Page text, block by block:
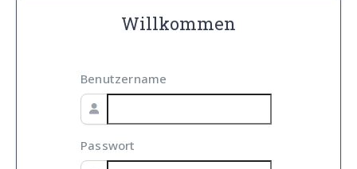
Willkommen
Benutzername
Passwort